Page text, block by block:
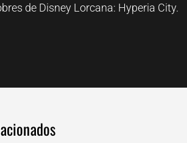
de Disney Lorcana: Hyperia City.